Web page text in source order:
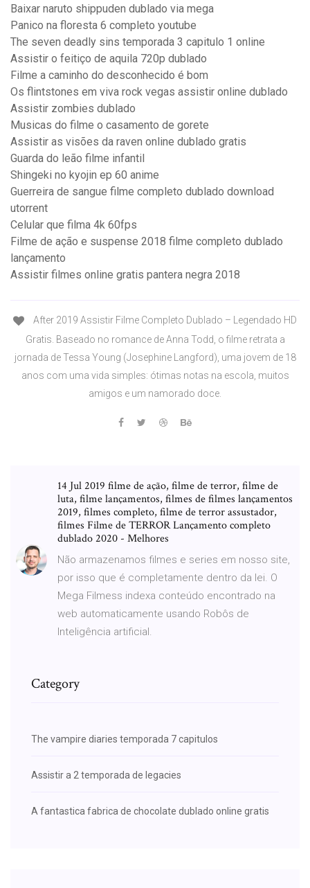
Baixar naruto shippuden dublado via mega
Panico na floresta 6 completo youtube
The seven deadly sins temporada 3 capitulo 1 online
Assistir o feitiço de aquila 720p dublado
Filme a caminho do desconhecido é bom
Os flintstones em viva rock vegas assistir online dublado
Assistir zombies dublado
Musicas do filme o casamento de gorete
Assistir as visões da raven online dublado gratis
Guarda do leão filme infantil
Shingeki no kyojin ep 60 anime
Guerreira de sangue filme completo dublado download
utorrent
Celular que filma 4k 60fps
Filme de ação e suspense 2018 filme completo dublado
lançamento
Assistir filmes online gratis pantera negra 2018
After 2019 Assistir Filme Completo Dublado – Legendado HD
Gratis. Baseado no romance de Anna Todd, o filme retrata a
jornada de Tessa Young (Josephine Langford), uma jovem de 18
anos com uma vida simples: ótimas notas na escola, muitos
amigos e um namorado doce.
14 Jul 2019 filme de ação, filme de terror, filme de
luta, filme lançamentos, filmes de filmes lançamentos
2019, filmes completo, filme de terror assustador,
filmes Filme de TERROR Lançamento completo
dublado 2020 - Melhores
Não armazenamos filmes e series em nosso site,
por isso que é completamente dentro da lei. O
Mega Filmess indexa conteúdo encontrado na
web automaticamente usando Robôs de
Inteligência artificial.
Category
The vampire diaries temporada 7 capitulos
Assistir a 2 temporada de legacies
A fantastica fabrica de chocolate dublado online gratis